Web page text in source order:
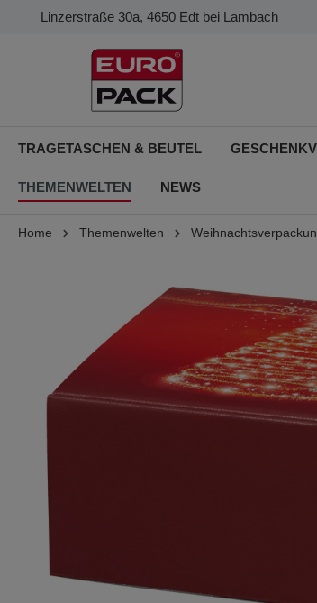
Linzerstraße 30a, 4650 Edt bei Lambach
TRAGETASCHEN & BEUTEL
THEMENWELTEN NEWS
Home Themenwelten